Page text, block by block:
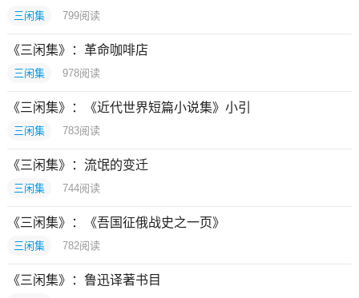
三闲集 799阅读
《三闲集》：革命咖啡店
三闲集 978阅读
《三闲集》：《近代世界短篇小说集》小引
三闲集 783阅读
《三闲集》：流氓的变迁
三闲集 744阅读
《三闲集》：《吾国征俄战史之一页》
三闲集 782阅读
《三闲集》：鲁迅译著书目